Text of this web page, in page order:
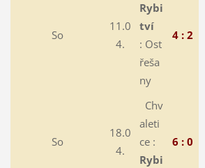
So
11.0
4.
Rybi
tví
: Ost
řeša
ny
4 : 2
So
18.0
4.
Chv
aleti
ce :
Rybi
6 : 0